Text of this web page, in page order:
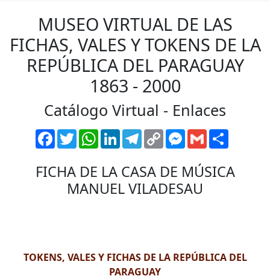
MUSEO VIRTUAL DE LAS
FICHAS, VALES Y TOKENS DE LA
REPÚBLICA DEL PARAGUAY
1863 - 2000
Catálogo Virtual - Enlaces
Facebook
TwitterWhatsApp
LinkedInTelegram
Copy
Link
Messenger
Gmail
FICHA DE LA CASA DE MÚSICA
MANUEL VILADESAU
TOKENS, VALES Y FICHAS DE LA REPÚBLICA DEL
PARAGUAY